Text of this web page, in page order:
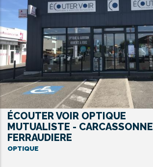
ÉCOUTER VOIR OPTIQUE
MUTUALISTE - CARCASSONNE
FERRAUDIERE
OPTIQUE